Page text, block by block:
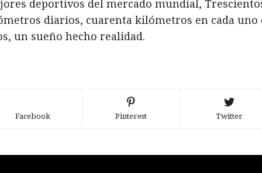
deportivos del mercado mundial,
diarios, cuarenta kilómetros en cada uno
un sueño hecho realidad.
Facebook Pinterest Twitter